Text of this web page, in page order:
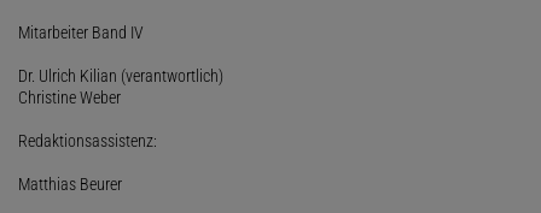
Mitarbeiter Band IV
Dr. Ulrich Kilian (verantwortlich)
Christine Weber
Redaktionsassistenz:
Matthias Beurer